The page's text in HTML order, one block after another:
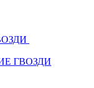
ГВОЗДИ